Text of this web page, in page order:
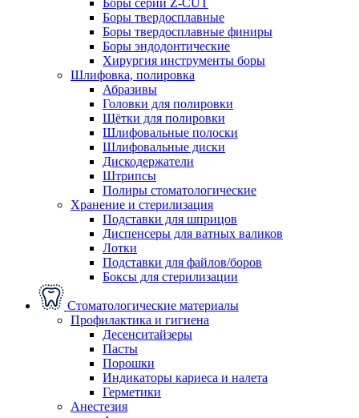
Боры серии Z-CUT
Боры твердосплавные
Боры твердосплавные финиры
Боры эндодонтические
Хирургия инструменты боры
Шлифовка, полировка
Абразивы
Головки для полировки
Щётки для полировки
Шлифовальные полоски
Шлифовальные диски
Дискодержатели
Штрипсы
Полиры стоматологические
Хранение и стерилизация
Подставки для шприцов
Диспенсеры для ватных валиков
Лотки
Подставки для файлов/боров
Боксы для стерилизации
Стоматологические материалы
Профилактика и гигиена
Десенситайзеры
Пасты
Порошки
Индикаторы кариеса и налета
Герметики
Анестезия